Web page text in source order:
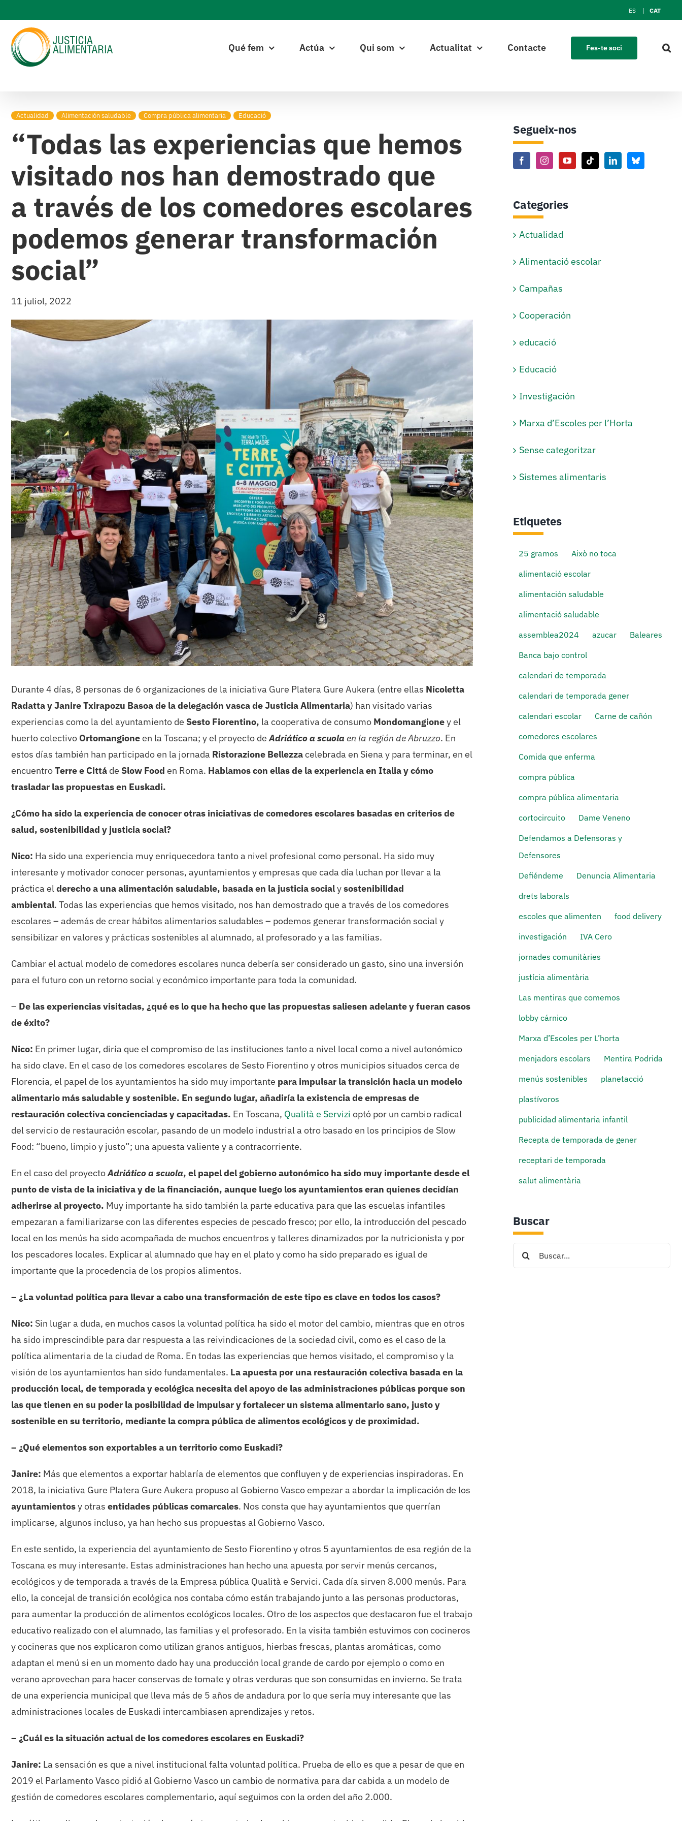
to
content
ES CAT
Qué fem Actúa Qui som Actualitat Contacte Fes-te soci
Actualidad Alimentación saludable Compra pública alimentaria Educació
“Todas las experiencias que hemos
visitado nos han demostrado que
a través de los comedores escolares
podemos generar transformación
social”
11 juliol, 2022
Durante 4 días, 8 personas de 6 organizaciones de la iniciativa Gure Platera Gure Aukera (entre ellas Nicoletta
Radatta y Janire Txirapozu Basoa de la delegación vasca de Justicia Alimentaria) han visitado varias
experiencias como la del ayuntamiento de Sesto Fiorentino, la cooperativa de consumo Mondomangioney el
huerto colectivo Ortomangioneen la Toscana; y el proyecto deAdriático a scuolaen la región de Abruzzo. En
estos días también han participado en la jornada Ristorazione Bellezzacelebrada en Siena y para terminar, en el
encuentroTerre e Cittáde Slow Food en Roma. Hablamos con ellas de la experiencia en Italia y cómo
trasladar las propuestas en Euskadi.
¿Cómo ha sido la experiencia de conocer otras iniciativas de comedores escolares basadas en criterios de
salud, sostenibilidad y justicia social?
Nico: Ha sido una experiencia muy enriquecedora tanto a nivel profesional como personal. Ha sido muy
interesante y motivador conocer personas, ayuntamientos y empresas que cada día luchan por llevar a la
práctica elderecho a una alimentación saludable, basada en la justicia socialysostenibilidad
ambiental. Todas las experiencias que hemos visitado, nos han demostrado que a través de los comedores
escolares – además de crear hábitos alimentarios saludables – podemos generar transformación social y
sensibilizar en valores y prácticas sostenibles al alumnado, al profesorado y a las familias.
Cambiar el actual modelo de comedores escolares nunca debería ser considerado un gasto, sino una inversión
para el futuro con un retorno social y económico importante para toda la comunidad.
– De las experiencias visitadas, ¿qué es lo que ha hecho que las propuestas saliesen adelante y fueran casos
de éxito?
Nico: En primer lugar, diría que el compromiso de las instituciones tanto a nivel local como a nivel autonómico
ha sido clave. En el caso de los comedores escolares de Sesto Fiorentino y otros municipios situados cerca de
Florencia, el papel de los ayuntamientos ha sido muy importante para impulsar la transición hacia un modelo
alimentario más saludable y sostenible. En segundo lugar, añadiría la existencia de empresas de
restauración colectiva concienciadas y capacitadas. En Toscana, Qualità e Servizi optó por un cambio radical
del servicio de restauración escolar, pasando de un modelo industrial a otro basado en los principios de Slow
Food: “bueno, limpio y justo”; una apuesta valiente y a contracorriente.
En el caso del proyectoAdriático a scuola, el papel del gobierno autonómico ha sido muy importante desde el
punto de vista de la iniciativa y de la financiación, aunque luego los ayuntamientos eran quienes decidían
adherirse al proyecto. Muy importante ha sido también la parte educativa para que las escuelas infantiles
empezaran a familiarizarse con las diferentes especies de pescado fresco; por ello, la introducción del pescado
local en los menús ha sido acompañada de muchos encuentros y talleres dinamizados por la nutricionista y por
los pescadores locales. Explicar al alumnado que hay en el plato y como ha sido preparado es igual de
importante que la procedencia de los propios alimentos.
– ¿La voluntad política para llevar a cabo una transformación de este tipo es clave en todos los casos?
Nico: Sin lugar a duda, en muchos casos la voluntad política ha sido el motor del cambio, mientras que en otros
ha sido imprescindible para dar respuesta a las reivindicaciones de la sociedad civil, como es el caso de la
política alimentaria de la ciudad de Roma. En todas las experiencias que hemos visitado, el compromiso y la
visión de los ayuntamientos han sido fundamentales. La apuesta por una restauración colectiva basada en la
producción local, de temporada y ecológica necesita del apoyo de las administraciones públicas porque son
las que tienen en su poder la posibilidad de impulsary fortalecer un sistema alimentario sano, justo y
sostenible en su territorio, mediante la compra pública de alimentos ecológicos y de proximidad.
– ¿Qué elementos son exportables a un territorio como Euskadi?
Janire: Más que elementos a exportar hablaría de elementos que confluyen y de experiencias inspiradoras. En
2018, la iniciativa Gure Platera Gure Aukera propuso al Gobierno Vasco empezar a abordar la implicación de los
ayuntamientosy otras entidades públicas comarcales. Nos consta que hay ayuntamientos que querrían
implicarse, algunos incluso, ya han hecho sus propuestas al Gobierno Vasco.
En este sentido, la experiencia del ayuntamiento de Sesto Fiorentino y otros 5 ayuntamientos de esa región de la
Toscana es muy interesante. Estas administraciones han hecho una apuesta por servir menús cercanos,
ecológicos y de temporada a través de la Empresa pública Qualità e Servici. Cada día sirven 8.000 menús. Para
ello, la concejal de transición ecológica nos contaba cómo están trabajando junto a las personas productoras,
para aumentar la producción de alimentos ecológicos locales. Otro de los aspectos que destacaron fue el trabajo
educativo realizado con el alumnado, las familias y el profesorado. En la visita también estuvimos con cocineros
y cocineras que nos explicaron como utilizan granos antiguos, hierbas frescas, plantas aromáticas, como
adaptan el menú si en un momento dado hay una producción local grande de cardo por ejemplo o como en
verano aprovechan para hacer conservas de tomate y otras verduras que son consumidas en invierno. Se trata
de una experiencia municipal que lleva más de 5 años de andadura por lo que sería muy interesante que las
administraciones locales de Euskadi intercambiasen aprendizajes y retos.
– ¿Cuál es la situación actual de los comedores escolares en Euskadi?
Janire: La sensación es que a nivel institucional falta voluntad política. Prueba de ello es que a pesar de que en
2019 el Parlamento Vasco pidió al Gobierno Vasco un cambio de normativa para dar cabida a un modelo de
gestión de comedores escolares complementario, aquí seguimos con la orden del año 2.000.
Segueix-nos
Categories
Actualidad
Alimentació escolar
Campañas
Cooperación
educació
Educació
Investigación
Marxa d’Escoles per l’Horta
Sense categoritzar
Sistemes alimentaris
Etiquetes
25 gramos
Això no toca
alimentació escolar
alimentación saludable
alimentació saludable
assemblea2024
azucar
Baleares
Banca bajo control
calendari de temporada
calendari de temporada gener
calendari escolar
Carne de cañón
comedores escolares
Comida que enferma
compra pública
compra pública alimentaria
cortocircuito
Dame Veneno
Defendamos a Defensoras y
Defensores
Defiéndeme
Denuncia Alimentaria
drets laborals
escoles que alimenten
food delivery
investigación
IVA Cero
jornades comunitàries
justícia alimentària
Las mentiras que comemos
lobby cárnico
Marxa d’Escoles per L’horta
menjadors escolars
Mentira Podrida
menús sostenibles
planetacció
plastívoros
publicidad alimentaria infantil
Recepta de temporada de gener
receptari de temporada
salut alimentària
Buscar
Search
for: